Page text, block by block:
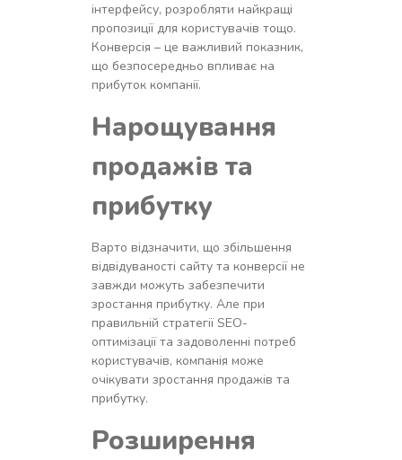
інтерфейсу, розробляти найкращі
пропозиції для користувачів тощо.
Конверсія – це важливий показник,
що безпосередньо впливає на
прибуток компанії.
Нарощування
продажів та
прибутку
Варто відзначити, що збільшення
відвідуваності сайту та конверсії не
завжди можуть забезпечити
зростання прибутку. Але при
правильній стратегії SEO-
оптимізації та задоволенні потреб
користувачів, компанія може
очікувати зростання продажів та
прибутку.
Розширення